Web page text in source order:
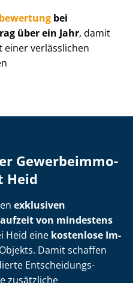
bei
über ein Jahr, damit
einer verlässlichen
Ge­wer­be­im­mo­
Heid
exklusiven
von mindestens
Heid eine kostenlose Im­
Damit schaffen
Ent­schei­dungs­
zusätzliche